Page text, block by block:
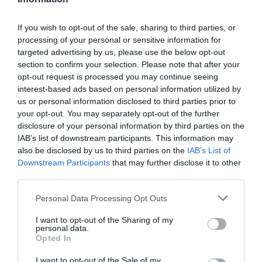
If you wish to opt-out of the sale, sharing to third parties, or
processing of your personal or sensitive information for
targeted advertising by us, please use the below opt-out
section to confirm your selection. Please note that after your
opt-out request is processed you may continue seeing
interest-based ads based on personal information utilized by
us or personal information disclosed to third parties prior to
your opt-out. You may separately opt-out of the further
disclosure of your personal information by third parties on the
IAB’s list of downstream participants. This information may
also be disclosed by us to third parties on the IAB’s List of
Downstream Participants that may further disclose it to other
Personal Data Processing Opt Outs
I want to opt-out of the Sharing of my
personal data.
Opted In
Amérique latine, le SuperJet de Sukhoi marche en
du Sud-Est voire en Afrique. Ca ne voudra pas dire
que l’avion est bon, simplement que les chinois
progressent diplomatiquement.
RÉPONDRE
F.Ka commenté :
8 août 2013 - 17 h 33
min
Tout à fait d’accord avec Xavier ! La diplomatie
commerciale a son importance, surtout en
aéronautique, surtout chez les Chinois.
aidé par le transfert technologie des constructeurs
Oubliez pas que le marché chinois, c’est une dizaine
de compagnies aérienne pour 1,3 milliards de
et de touristes… alors même avec un monopole du